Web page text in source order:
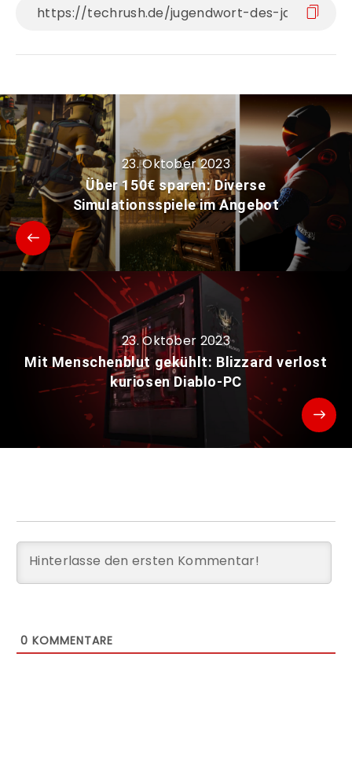
23. Oktober 2023
Über 150€ sparen: Diverse
Simulationsspiele im Angebot
23. Oktober 2023
Mit Menschenblut gekühlt: Blizzard verlost
kuriosen Diablo-PC
0 KOMMENTARE